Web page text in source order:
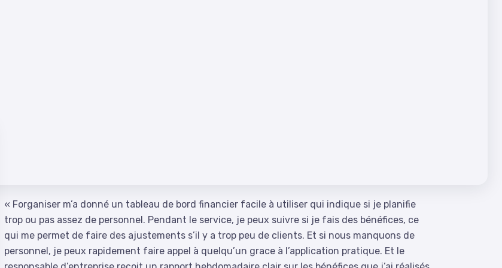
« Forganiser m’a donné un tableau de bord financier facile à utiliser qui indique si je planifie
trop ou pas assez de personnel. Pendant le service, je peux suivre si je fais des bénéfices, ce
qui me permet de faire des ajustements s’il y a trop peu de clients. Et si nous manquons de
personnel, je peux rapidement faire appel à quelqu’un grace à l’application pratique. Et le